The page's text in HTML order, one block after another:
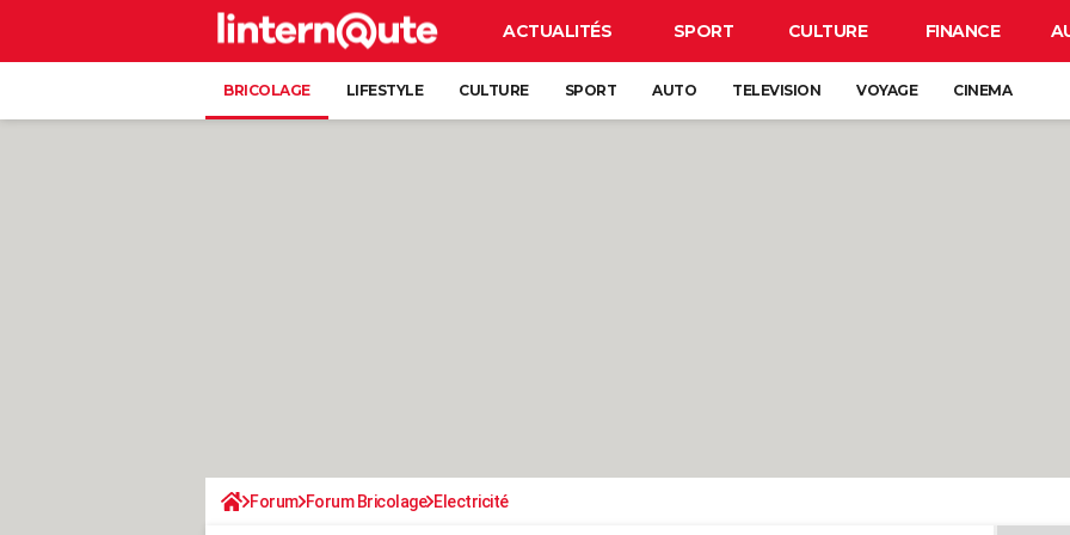
ACTUALITÉS SPORT CULTURE FINANCE
BRICOLAGE LIFESTYLE CULTURE SPORT AUTO TELEVISION VOYAGE CINEMA
Forum Forum Bricolage Electricité